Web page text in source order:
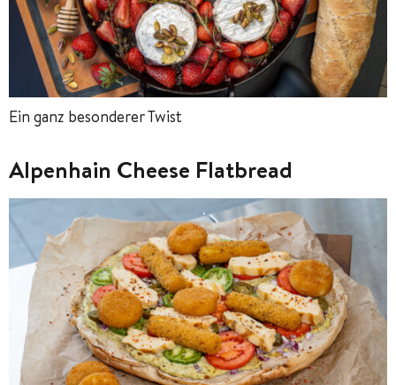
Ein ganz besonderer Twist
Alpenhain Cheese Flatbread